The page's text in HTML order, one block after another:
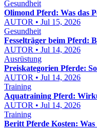
Gesundheit
Olimond Pferd: Was das
AUTOR • Jul 15, 2026
Gesundheit
Fesselträger beim Pferd:
AUTOR • Jul 14, 2026
Ausrüstung
Preiskategorien Pferde:
AUTOR • Jul 14, 2026
Training
Aquatraining Pferd:
AUTOR • Jul 14, 2026
Training
Beritt Pferde Kosten: